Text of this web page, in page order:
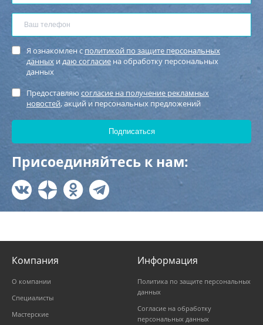
Я ознакомлен с политикой по защите персональных
данных идаю согласие на обработку персональных
данных
Предоставляю согласие на получение рекламных
новостей, акций и персональных предложений
Присоединяйтесь к нам:
Компания
О компании
Специалисты
Мастерские
Информация
Политика по защите персональных
данных
Согласие на обработку
персональных данных